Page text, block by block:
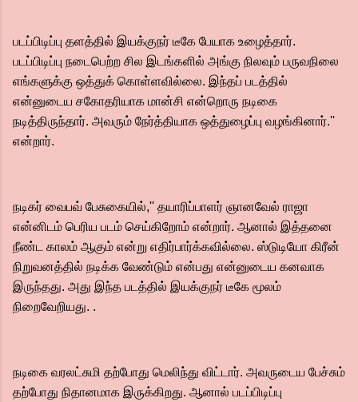
படப்பிடிப்பு தளத்தில் இயக்குநர் டீகே பேயாக உழைத்தார்.
படப்பிடிப்பு நடைபெற்ற சில இடங்களில் அங்கு நிலவும் பருவநிலை
எங்களுக்கு ஒத்துக் கொள்ளவில்லை. இந்தப் படத்தில்
என்னுடைய சகோதரியாக மான்சி என்றொரு நடிகை
நடித்திருந்தார். அவரும் நேர்த்தியாக ஒத்துழைப்பு வழங்கினார்.''
என்றார்.
நடிகர் வைபவ் பேசுகையில்,'' தயாரிப்பாளர் ஞானவேல் ராஜா
என்னிடம் பெரிய படம் செய்கிறோம் என்றார். ஆனால் இத்தனை
நீண்ட காலம் ஆகும் என்று எதிர்பார்க்கவில்லை. ஸ்டுடியோ கிரீன்
நிறுவனத்தில் நடிக்க வேண்டும் என்பது என்னுடைய கனவாக
இருந்தது. அது இந்த படத்தில் இயக்குநர் டீகே மூலம்
நிறைவேறியது. .
நடிகை வரலட்சுமி தற்போது மெலிந்து விட்டார். அவருடைய பேச்சும்
தற்போது நிதானமாக இருக்கிறது. ஆனால் படப்பிடிப்பு